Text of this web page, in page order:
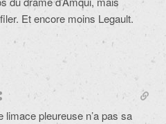
Et encore moins Legault.
pleureuse n’a pas sa